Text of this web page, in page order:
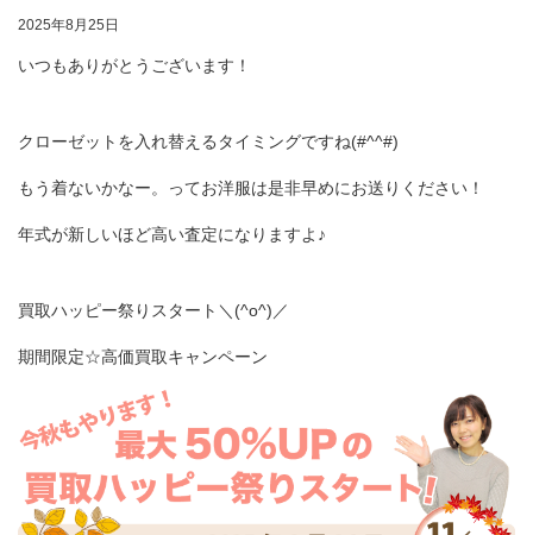
2025年8月25日
いつもありがとうございます！
クローゼットを入れ替えるタイミングですね(#^^#)
もう着ないかなー。ってお洋服は是非早めにお送りください！
年式が新しいほど高い査定になりますよ♪
買取ハッピー祭りスタート＼(^o^)／
期間限定☆高価買取キャンペーン